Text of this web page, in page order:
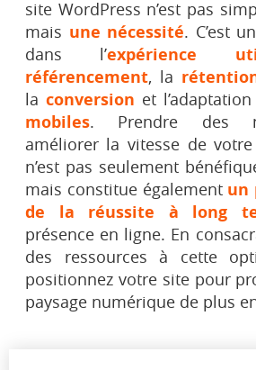
site WordPress n’est pas
mais une nécessité. C’est
dans l’expérience
référencement, la
la conversion et
mobiles. Prendre des
améliorer la vitesse de
n’est pas seulement
mais constitue également un
de la réussite à long
présence en ligne. En
des ressources à cette
positionnez votre site pour
paysage numérique de plus